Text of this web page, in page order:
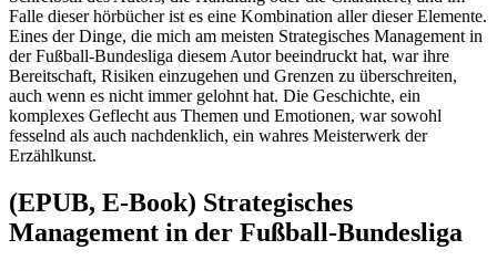
Falle dieser hörbücher ist es eine Kombination aller dieser Elemente.
Eines der Dinge, die mich am meisten Strategisches Management in
der Fußball-Bundesliga diesem Autor beeindruckt hat, war ihre
Bereitschaft, Risiken einzugehen und Grenzen zu überschreiten,
auch wenn es nicht immer gelohnt hat. Die Geschichte, ein
komplexes Geflecht aus Themen und Emotionen, war sowohl
fesselnd als auch nachdenklich, ein wahres Meisterwerk der
Erzählkunst.
(EPUB, E-Book) Strategisches
Management in der Fußball-Bundesliga